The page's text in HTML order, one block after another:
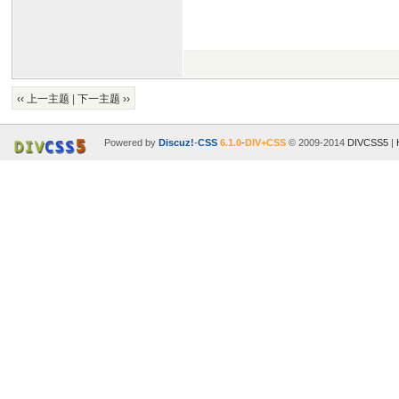
‹‹ 上一主题 |下一主题 ››
Powered byDiscuz!-CSS 6.1.0-DIV+CSS © 2009-2014 DIVCSS5 |